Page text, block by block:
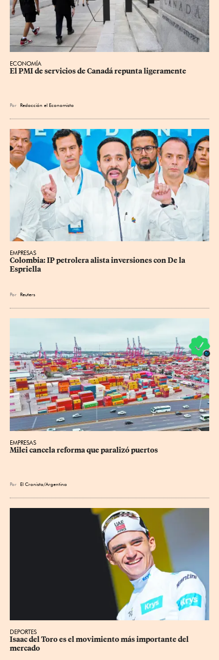
ECONOMÍA
El PMI de servicios de Canadá repunta ligeramente
Por Redacción el Economista
EMPRESAS
Colombia: IP petrolera alista inversiones con De la
Espriella
Por Reuters
EMPRESAS
Milei cancela reforma que paralizó puertos
Por El Cronista/Argentina
DEPORTES
Isaac del Toro es el movimiento más importante del
mercado